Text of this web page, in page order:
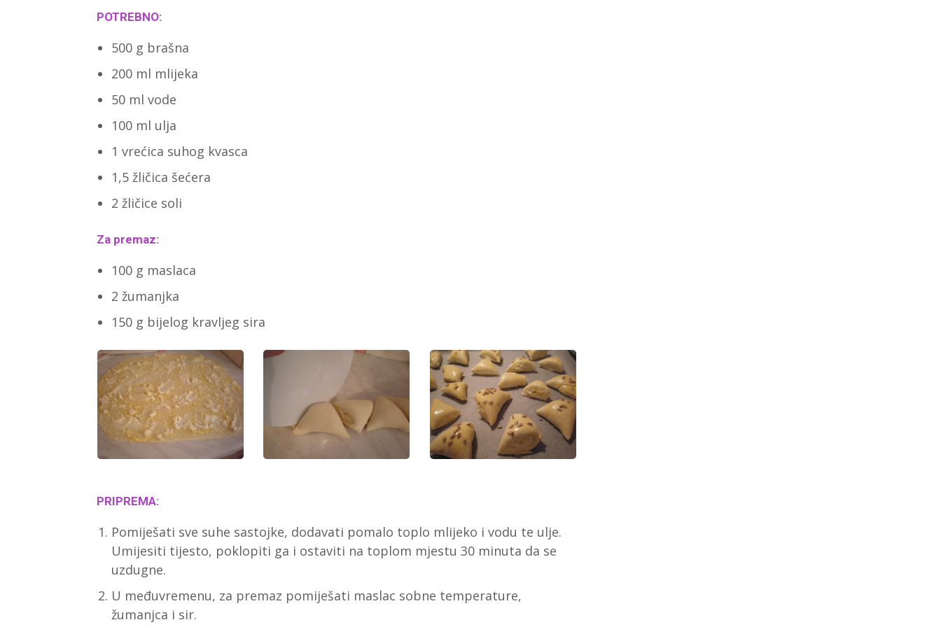
POTREBNO:
500 g brašna
200 ml mlijeka
50 ml vode
100 ml ulja
1 vrećica suhog kvasca
1,5 žličica šećera
2 žličice soli
Za premaz:
100 g maslaca
2 žumanjka
150 g bijelog kravljeg sira
PRIPREMA:
Pomiješati sve suhe sastojke, dodavati pomalo toplo mlijeko i vodu te ulje.
Umijesiti tijesto, poklopiti ga i ostaviti na toplom mjestu 30 minuta da se
uzdugne.
U međuvremenu, za premaz pomiješati maslac sobne temperature,
žumanjca i sir.